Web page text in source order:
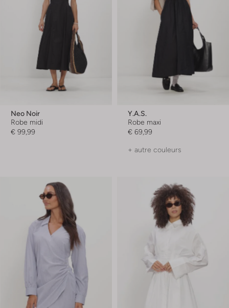
Neo Noir
Robe midi
€ 99,99
Y.a.s.
Robe maxi
€ 69,99
+ autre couleurs